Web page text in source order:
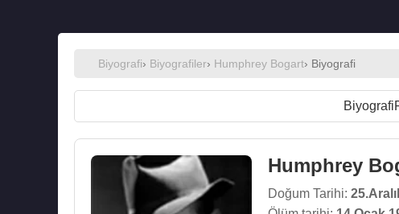
Biyografi› Biyografiler› Humphrey Bogart› Biyografi
Biyografi
Humphrey
Doğum Tarihi: